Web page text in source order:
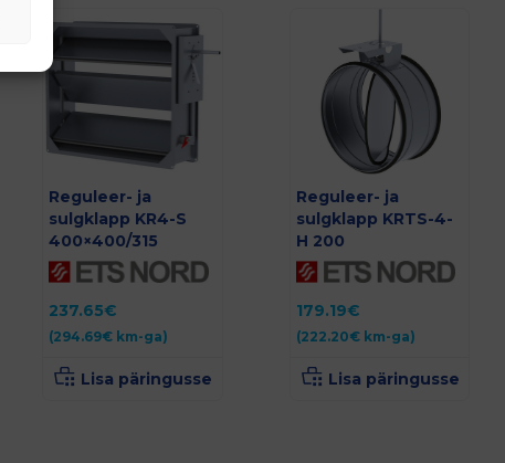
Reguleer- ja
sulgklapp KR4-S
400×400/315
237.65€
(294.69€ km-ga)
Lisa päringusse
Reguleer- ja
sulgklapp KRTS-4-
H 200
179.19€
(222.20€km-ga)
Lisa päringusse